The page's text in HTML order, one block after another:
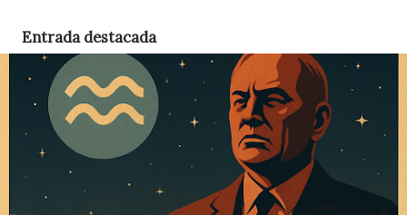
d
Entrada destacada